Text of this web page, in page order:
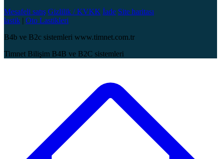
Mesafeli satış Gizlilik / KVKK İade Site haritası
lastik | Oto Lastikleri
B4b ve B2c sistemleri www.timnet.com.tr
Timnet Bilişim B4B ve B2C sistemleri